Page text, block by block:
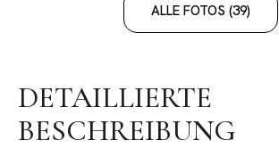
ALLE FOTOS (39)
DETAILLIERTE
BESCHREIBUNG